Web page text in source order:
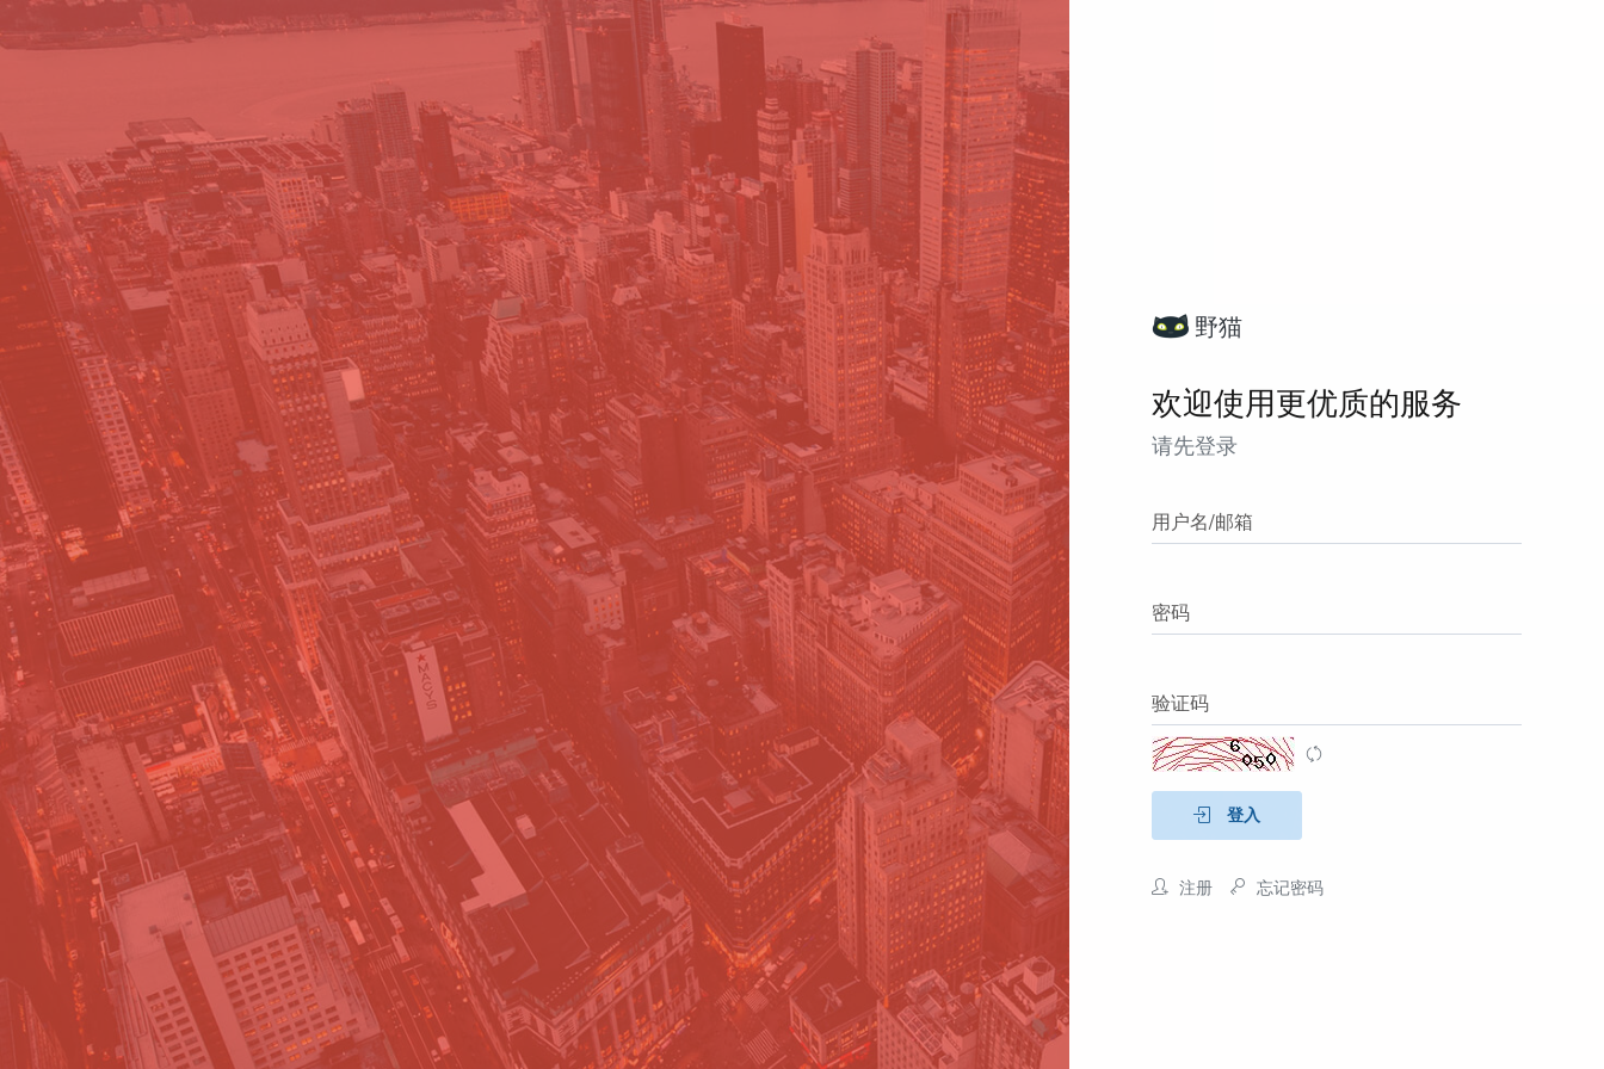
野猫
欢迎使用更优质的服务
请先登录
用户名/邮箱
密码
验证码
登入
注册 忘记密码